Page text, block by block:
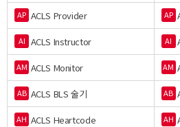
AP ACLS Provider AP
AI ACLS Instructor AI
AM ACLS Monitor AM
AB ACLS BLS 술기 AB
AH ACLS Heartcode AH